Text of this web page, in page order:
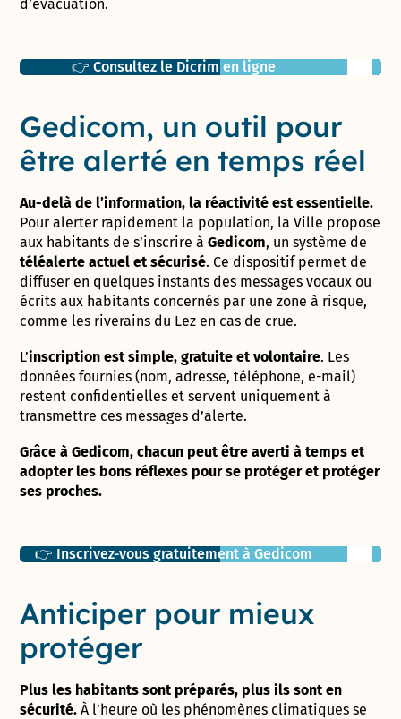
d’évacuation.
Liens utiles
👉 Consultez le Dicrim en ligne
Gedicom, un outil pour
être alerté en temps réel
Au-delà de l’information, la réactivité est essentielle.
Pour alerter rapidement la population, la Ville propose
aux habitants de s’inscrire àGedicom, un système de
téléalerte actuel et sécurisé. Ce dispositif permet de
diffuser en quelques instants des messages vocaux ou
écrits aux habitants concernés par une zone à risque,
comme les riverains du Lez en cas de crue.
L’inscription est simple, gratuite et volontaire. Les
données fournies (nom, adresse, téléphone, e-mail)
restent confidentielles et servent uniquement à
transmettre ces messages d’alerte.
Grâce à Gedicom, chacun peut être averti à temps et
adopter les bons réflexes pour se protéger et protéger
ses proches.
Liens utiles
👉 Inscrivez-vous gratuitement à Gedicom
Anticiper pour mieux
protéger
Plus les habitants sont préparés, plus ils sont en
sécurité.À l’heure où les phénomènes climatiques se